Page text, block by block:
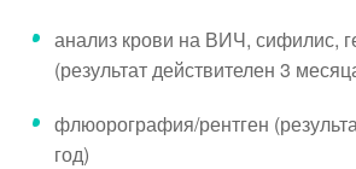
анализ крови на ВИЧ, сифилис,
(результат действителен 3
флюорография/рентген
год)